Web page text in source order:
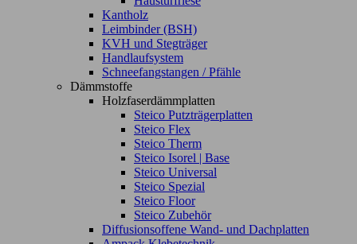
Kantholz
Leimbinder (BSH)
KVH und Stegträger
Handlaufsystem
Schneefangstangen / Pfähle
Dämmstoffe
Holzfaserdämmplatten
Steico Putzträgerplatten
Steico Flex
Steico Therm
Steico Isorel | Base
Steico Universal
Steico Spezial
Steico Floor
Steico Zubehör
Diffusionsoffene Wand- und Dachplatten